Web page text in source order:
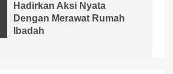
Hadirkan Aksi Nyata
Dengan Merawat Rumah
Ibadah